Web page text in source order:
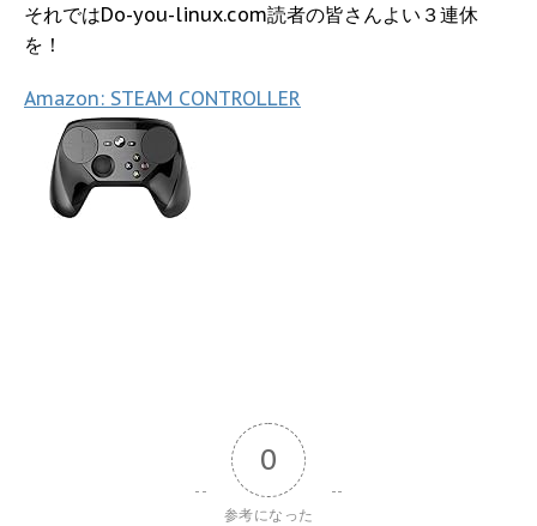
それではDo-you-linux.com読者の皆さんよい３連休
を！
Amazon: STEAM CONTROLLER
0
参考になった